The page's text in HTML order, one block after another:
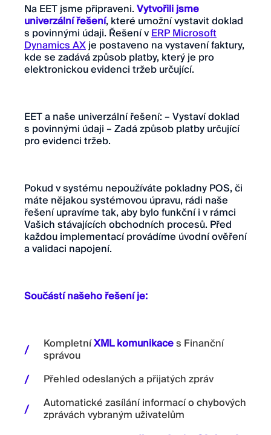
Na EET jsme připraveni.Vytvořili jsme
univerzální řešení, které umožní vystavit doklad
s povinnými údaji. Řešení vERP Microsoft
Dynamics AXje postaveno na vystavení faktury,
kde se zadává způsob platby, který je pro
elektronickou evidenci tržeb určující.
EET a naše univerzální řešení: – Vystaví doklad
s povinnými údaji – Zadá způsob platby určující
pro evidenci tržeb.
Pokud v systému nepoužíváte pokladny POS, či
máte nějakou systémovou úpravu, rádi naše
řešení upravíme tak, aby bylo funkční i v rámci
Vašich stávajících obchodních procesů. Před
každou implementací provádíme úvodní ověření
a validaci napojení.
Součástí našeho řešení je:
KompletníXML komunikaces Finanční
správou
Přehled odeslaných a přijatých zpráv
Automatické zasílání informací o chybových
zprávách vybraným uživatelům